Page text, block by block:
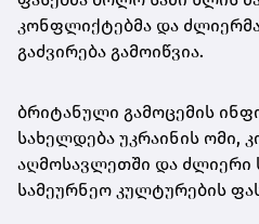
კონფლიქტებმა და
გაძვირება გამოიწვია.
ბრიტანული გამოცემის
სახელდება უკრაინის ომი,
აღმოსავლეთში და ძლიერი
სამეურნეო კულტურების